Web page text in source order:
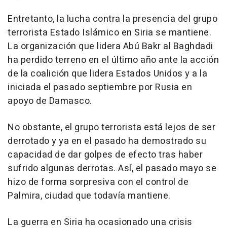
Entretanto, la lucha contra la presencia del grupo
terrorista Estado Islámico en Siria se mantiene.
La organización que lidera Abú Bakr al Baghdadi
ha perdido terreno en el último año ante la acción
de la coalición que lidera Estados Unidos y a la
iniciada el pasado septiembre por Rusia en
apoyo de Damasco.
No obstante, el grupo terrorista está lejos de ser
derrotado y ya en el pasado ha demostrado su
capacidad de dar golpes de efecto tras haber
sufrido algunas derrotas. Así, el pasado mayo se
hizo de forma sorpresiva con el control de
Palmira, ciudad que todavía mantiene.
La guerra en Siria ha ocasionado una crisis